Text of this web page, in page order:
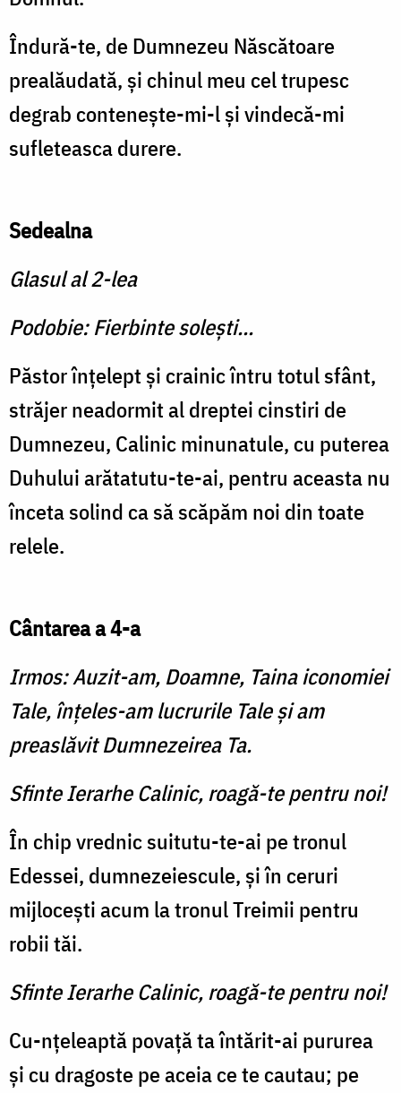
Îndură-te, de Dumnezeu Născătoare
prealăudată, și chinul meu cel trupesc
degrab contenește-mi-l și vindecă-mi
sufleteasca durere.
Sedealna
Glasul al 2-lea
Podobie: Fierbinte solești...
Păstor înțelept și crainic întru totul sfânt,
străjer neadormit al dreptei cinstiri de
Dumnezeu, Calinic minunatule, cu puterea
Duhului arătatutu-te-ai, pentru aceasta nu
înceta solind ca să scăpăm noi din toate
relele.
Cântarea a 4-a
Irmos: Auzit-am, Doamne, Taina iconomiei
Tale, înţeles-am lucrurile Tale şi am
preaslăvit Dumnezeirea Ta.
Sfinte Ierarhe Calinic, roagă-te pentru noi!
În chip vrednic suitutu-te-ai pe tronul
Edessei, dumnezeiescule, și în ceruri
mijlocești acum la tronul Treimii pentru
robii tăi.
Sfinte Ierarhe Calinic, roagă-te pentru noi!
Cu-nțeleaptă povață ta întărit-ai pururea
și cu dragoste pe aceia ce te cautau; pe